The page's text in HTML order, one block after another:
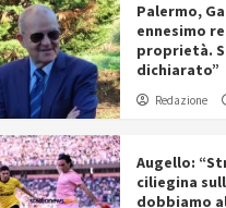
Palermo,
ennesimo
proprietà.
dichiarato”
Redazione
Augello:
ciliegina
dobbiamo